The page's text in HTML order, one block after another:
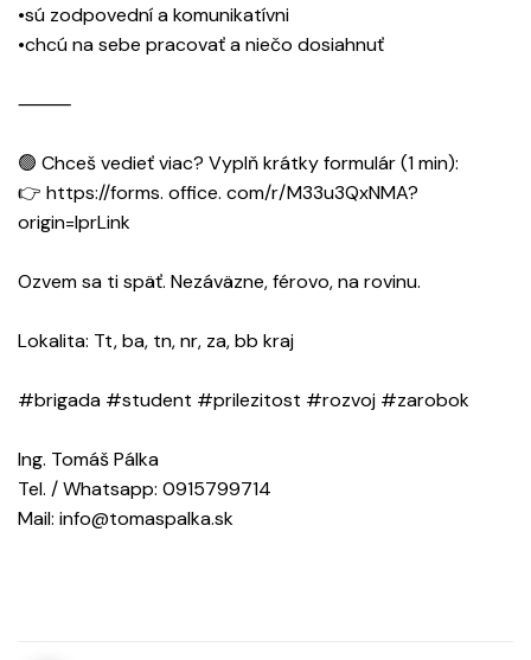
•sú zodpovední a komunikatívni
•chcú na sebe pracovať a niečo dosiahnuť
⸻
🟢 Chceš vedieť viac? Vyplň krátky formulár (1 min):
👉 https://forms. office. com/r/M33u3QxNMA?
origin=lprLink
Ozvem sa ti späť. Nezáväzne, férovo, na rovinu.
Lokalita: Tt, ba, tn, nr, za, bb kraj
#brigada #student #prilezitost #rozvoj #zarobok
Ing. Tomáš Pálka
Tel. / Whatsapp: 0915799714
Mail: info@tomaspalka.sk